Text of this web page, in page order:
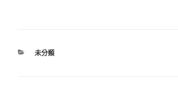
分
未分類